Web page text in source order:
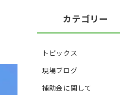
カテゴリー
トピックス
現場ブログ
補助金に関して